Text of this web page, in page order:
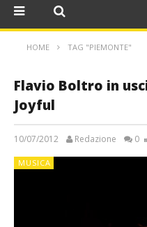
HOME TAG "PIEMONTE"
Flavio Boltro in
Joyful
10/07/2012 Redazione 0
MUSICA